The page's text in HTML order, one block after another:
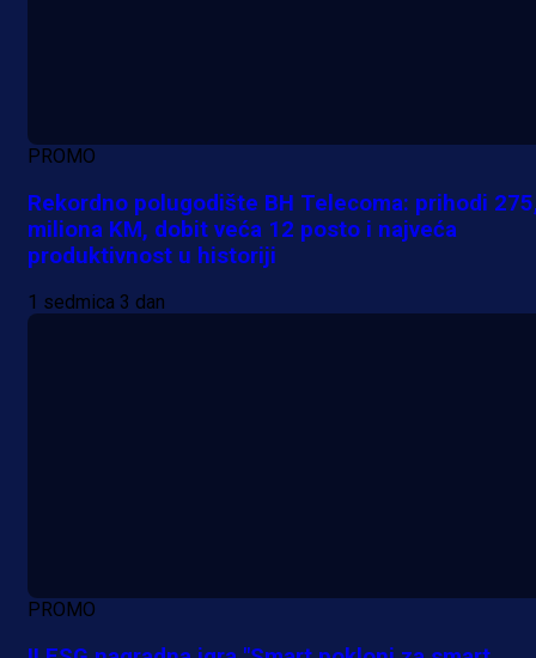
PROMO
Rekordno polugodište BH Telecoma: prihodi
miliona KM, dobit veća 12 posto i najveća
produktivnost u historiji
1 sedmica 3 dan
PROMO